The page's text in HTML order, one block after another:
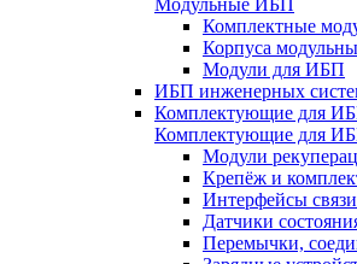
Модульные ИБП
Комплектные
Корпуса
Модули для ИБП
ИБП инженерных
Комплектующие для
Комплектующие для
Модули
Крепёж и
Интерфейсы
Датчики
Перемычки,